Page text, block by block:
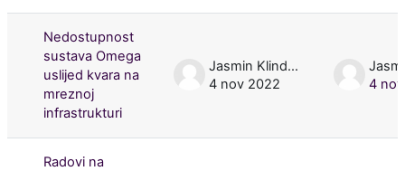
Nedostupnost
sustava Omega
uslijed kvara na
mreznoj
infrastrukturi
Jasmin Klindžić
4 nov 2022
4
Radovi na